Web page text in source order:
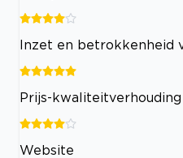
Inzet en betrokkenheid
Prijs-kwaliteitverhouding
Website